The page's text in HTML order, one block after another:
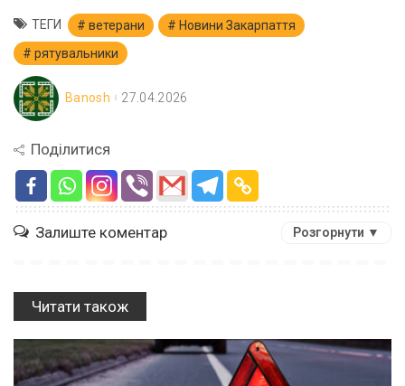
ТЕГИ ветерани
Новини Закарпаття
рятувальники
Banosh 27.04.2026
Поділитися
Залиште коментар Розгорнути ▼
Читати також